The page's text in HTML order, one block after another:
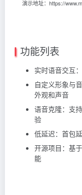
演示地址：https://
功能列表
实时语音交互
自定义形象与
外观和声音
语音克隆：支
验
低延迟：首包
开源项目：基
能